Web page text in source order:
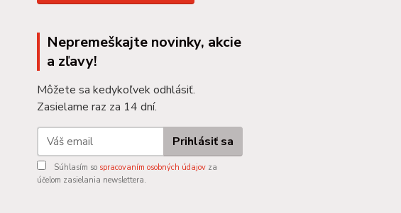
Nepremeškajte novinky, akcie
a zľavy!
Môžete sa kedykoľvek odhlásiť.
Zasielame raz za 14 dní.
Prihlásiť sa
Súhlasím so spracovaním osobných údajov za
účelom zasielania newslettera.